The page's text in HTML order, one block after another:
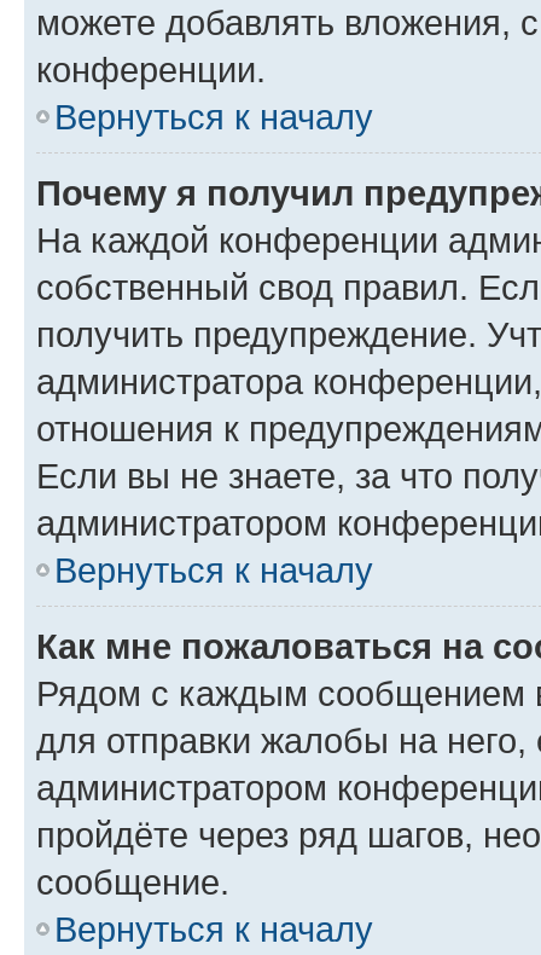
можете добавлять вложения,
конференции.
Вернуться к началу
Почему я получил
На каждой конференции
собственный свод правил.
получить предупреждение.
администратора
отношения к
Если вы не знаете, за что
администратором
Вернуться к началу
Как мне пожаловаться на
Рядом с каждым сообщением
для отправки жалобы на
администратором
пройдёте через ряд шагов,
сообщение.
Вернуться к началу